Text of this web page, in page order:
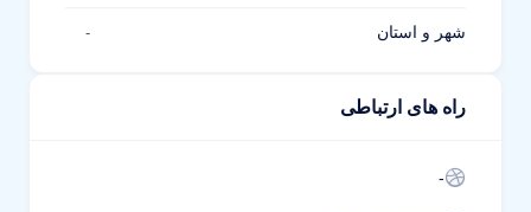
شهر و استان -
راه های ارتباطی
-